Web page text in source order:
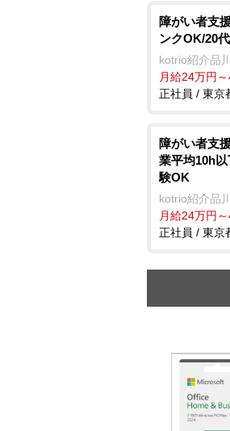
障がい者支
ンクOK/20
kotrio紹介品
月給24万円
正社員 / 東京
障がい者支
業平均10h
験OK
kotrio紹介品
月給24万円
正社員 / 東京